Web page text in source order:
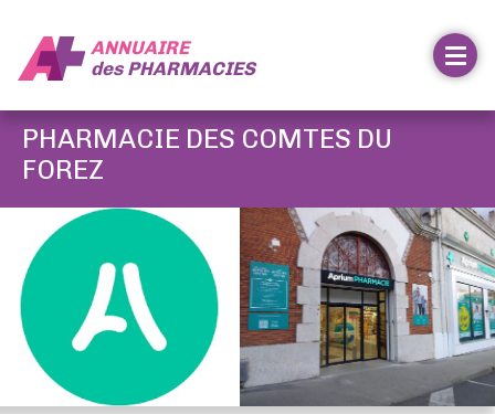
ANNUAIRE
desPHARMACIES
PHARMACIE DES COMTES DU
FOREZ